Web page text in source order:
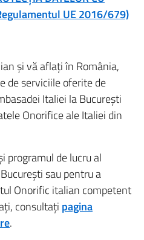
UE 2016/679)
și vă aflați în România,
de serviciile oferite de
Italiei la București
Onorifice ale Italiei din
programul de lucru al
sau pentru a
Onorific italian competent
consultați pagina
.